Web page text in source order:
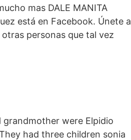
mas DALE MANITA
está en Facebook. Únete a
personas que tal vez
were Elpidio
had three children sonia